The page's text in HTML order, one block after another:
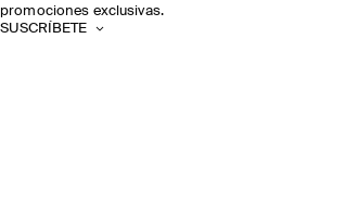
promociones exclusivas.
SUSCRÍBETE